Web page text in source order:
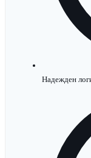
Надежден